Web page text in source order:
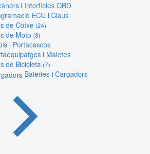
i Interfícies OBD
ECU i Claus
de Cotxe (24)
de Moto (8)
i Portacascos
i Maletes
de Bicicleta (7)
Bateries i Cargadors